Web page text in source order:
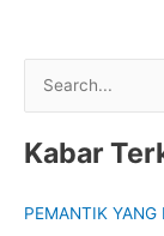
a
c
Kabar
PEMANTIK YANG